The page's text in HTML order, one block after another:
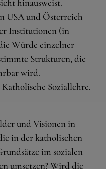
hinausweist.
USA und Österreich
Institutionen (in
Würde einzelner
Strukturen, die
wird.
Soziallehre.
und Visionen in
in der katholischen
im sozialen
umsetzen? Wird die